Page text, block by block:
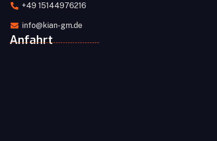
+49 15144976216
info@kian-gm.de
Anfahrt